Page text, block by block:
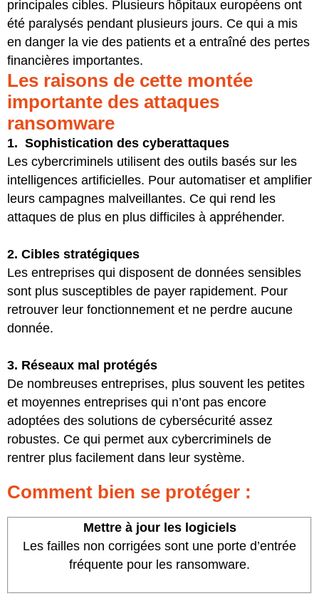
principales cibles. Plusieurs hôpitaux européens ont
été paralysés pendant plusieurs jours. Ce qui a mis
en danger la vie des patients et a entraîné des pertes
financières importantes.
Les raisons de cette montée
importante des attaques
ransomware
1. Sophistication des cyberattaques
Les cybercriminels utilisent des outils basés sur les
intelligences artificielles. Pour automatiser et amplifier
leurs campagnes malveillantes. Ce qui rend les
attaques de plus en plus difficiles à appréhender.
2. Cibles stratégiques
Les entreprises qui disposent de données sensibles
sont plus susceptibles de payer rapidement. Pour
retrouver leur fonctionnement et ne perdre aucune
donnée.
3. Réseaux mal protégés
De nombreuses entreprises, plus souvent les petites
et moyennes entreprises qui n’ont pas encore
adoptées des solutions de cybersécurité assez
robustes. Ce qui permet aux cybercriminels de
rentrer plus facilement dans leur système.
Comment bien se protéger :
Mettre à jour les logiciels
Les failles non corrigées sont une porte d’entrée
fréquente pour les ransomware.